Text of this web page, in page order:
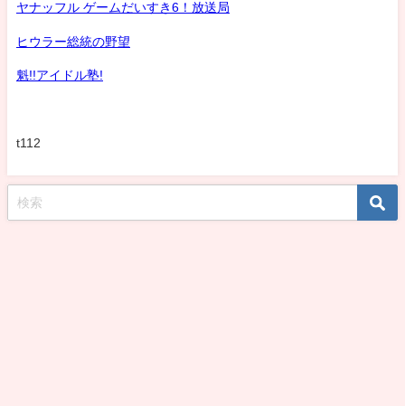
ヤナッフル ゲームだいすき6！放送局
ヒウラー総統の野望
魁!!アイドル塾!
t112